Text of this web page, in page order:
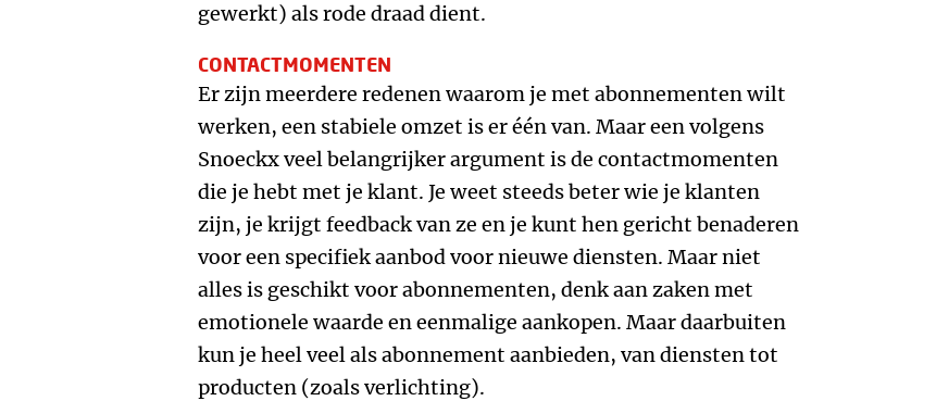
gewerkt) als rode draad dient.
CONTACTMOMENTEN
Er zijn meerdere redenen waarom je met abonnementen wilt
werken, een stabiele omzet is er één van. Maar een volgens
Snoeckx veel belangrijker argument is de contactmomenten
die je hebt met je klant. Je weet steeds beter wie je klanten
zijn, je krijgt feedback van ze en je kunt hen gericht benaderen
voor een specifiek aanbod voor nieuwe diensten. Maar niet
alles is geschikt voor abonnementen, denk aan zaken met
emotionele waarde en eenmalige aankopen. Maar daarbuiten
kun je heel veel als abonnement aanbieden, van diensten tot
producten (zoals verlichting).